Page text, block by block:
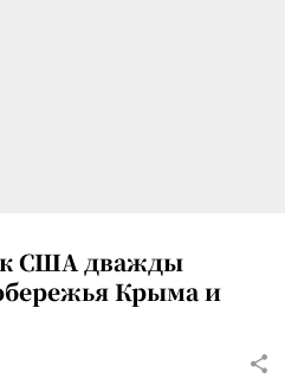
США дважды
Крыма и